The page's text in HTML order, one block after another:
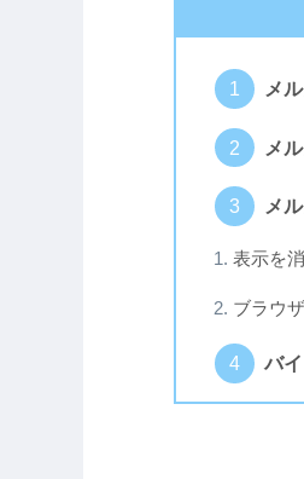
メ
メ
メ
表示を
ブラウ
バ